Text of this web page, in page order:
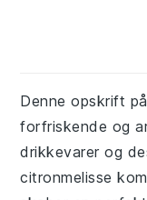
Denne opskrift
forfriskende og
drikkevarer og
citronmelisse